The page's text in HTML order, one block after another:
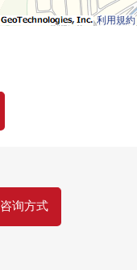
利用規約
咨询方式